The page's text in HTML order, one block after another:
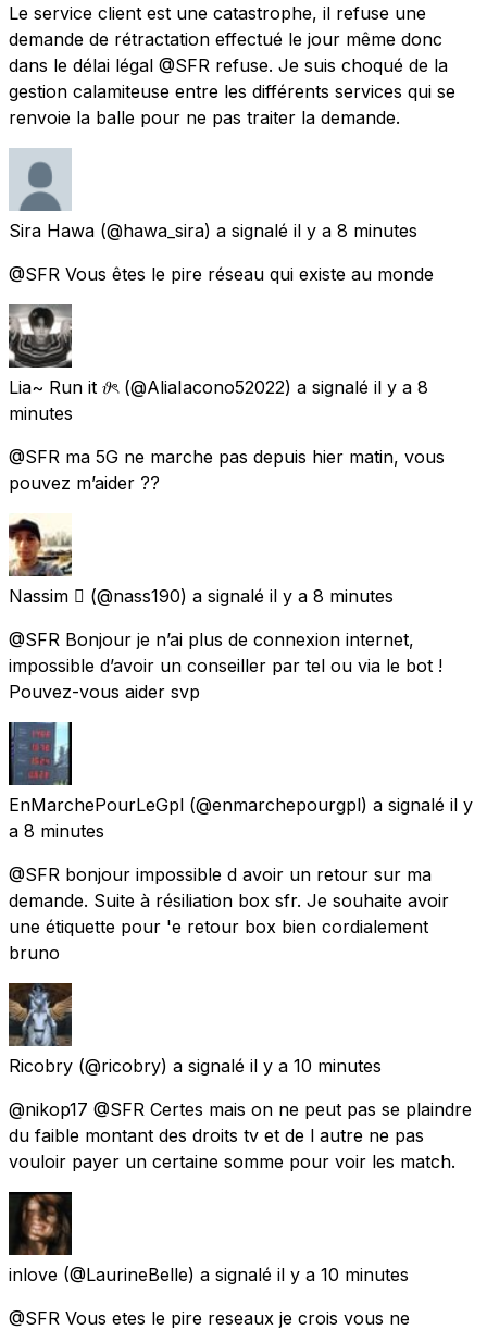
Le service client est une catastrophe, il refuse une
demande de rétractation effectué le jour même donc
dans le délai légal @SFR refuse. Je suis choqué de la
gestion calamiteuse entre les différents services qui se
renvoie la balle pour ne pas traiter la demande.
Sira Hawa (@hawa_sira) a signalé il y a 8 minutes
@SFR Vous êtes le pire réseau qui existe au monde
Lia~ Run it 𝜗ৎ (@AliaIacono52022) a signalé il y a 8
minutes
@SFR ma 5G ne marche pas depuis hier matin, vous
pouvez m’aider ??
Nassim  (@nass190) a signalé il y a 8 minutes
@SFR Bonjour je n’ai plus de connexion internet,
impossible d’avoir un conseiller par tel ou via le bot !
Pouvez-vous aider svp
EnMarchePourLeGpl (@enmarchepourgpl) a signalé il y
a 8 minutes
@SFR bonjour impossible d avoir un retour sur ma
demande. Suite à résiliation box sfr. Je souhaite avoir
une étiquette pour 'e retour box bien cordialement
bruno
Ricobry (@ricobry) a signalé il y a 10 minutes
@nikop17 @SFR Certes mais on ne peut pas se plaindre
du faible montant des droits tv et de l autre ne pas
vouloir payer un certaine somme pour voir les match.
inlove (@LaurineBelle) a signalé il y a 10 minutes
@SFR Vous etes le pire reseaux je crois vous ne